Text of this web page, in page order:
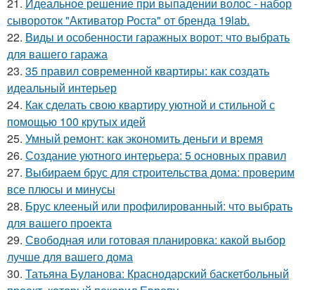
сывороток "Активатор Роста" от бренда 19lab.
22. Виды и особенности гаражных ворот: что выбрать
для вашего гаража
23. 35 правил современной квартиры: как создать
идеальный интерьер
24. Как сделать свою квартиру уютной и стильной с
помощью 100 крутых идей
25. Умный ремонт: как экономить деньги и время
26. Создание уютного интерьера: 5 основных правил
27. Выбираем брус для строительства дома: проверим
все плюсы и минусы
28. Брус клееный или профилированный: что выбрать
для вашего проекта
29. Свободная или готовая планировка: какой выбор
лучше для вашего дома
30. Татьяна Буланова: Краснодарский баскетбольный